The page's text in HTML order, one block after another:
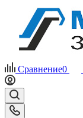
Сравнение0